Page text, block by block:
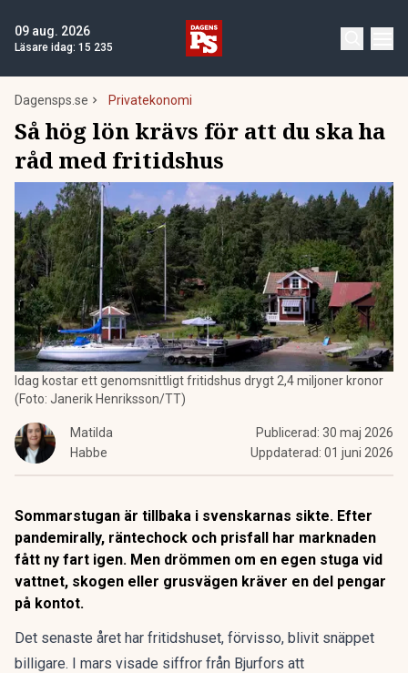
09 aug. 2026
Läsare idag: 15 235
Dagensps.se Privatekonomi
Så hög lön krävs för att du ska ha
råd med fritidshus
Idag kostar ett genomsnittligt fritidshus drygt 2,4 miljoner kronor
(Foto: Janerik Henriksson/TT)
Matilda
Habbe
Publicerad: 30 maj 2026
Uppdaterad: 01 juni 2026
Sommarstugan är tillbaka i svenskarnas sikte. Efter
pandemirally, räntechock och prisfall har marknaden
fått ny fart igen. Men drömmen om en egen stuga vid
vattnet, skogen eller grusvägen kräver en del pengar
på kontot.
Det senaste året har fritidshuset, förvisso, blivit snäppet
billigare. I mars visade siffror från Bjurfors att